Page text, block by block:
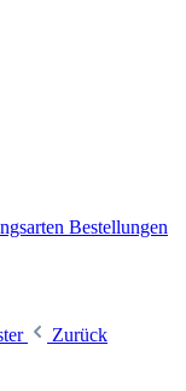
Bestellungen
Zurück